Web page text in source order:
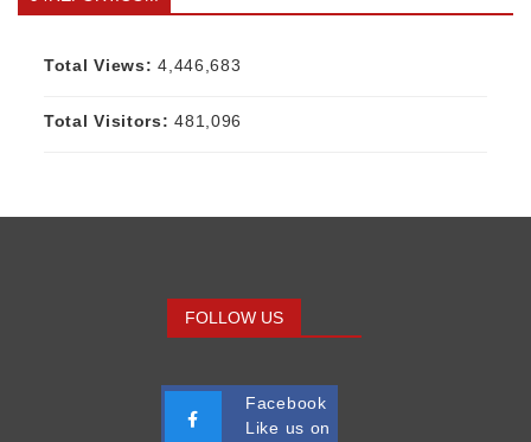
Total Views:4,446,683
Total Visitors:481,096
FOLLOW US
Facebook
Like us on